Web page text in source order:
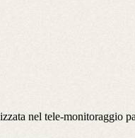
nel tele-monitoraggio